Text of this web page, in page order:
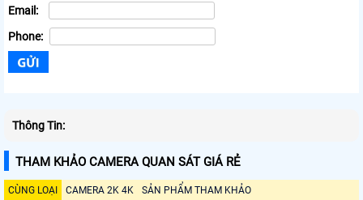
Email:
Phone:
Thông Tin:
THAM KHẢO CAMERA QUAN SÁT GIÁ RẺ
CÙNG LOẠI CAMERA 2K 4K SẢN PHẨM THAM KHẢO